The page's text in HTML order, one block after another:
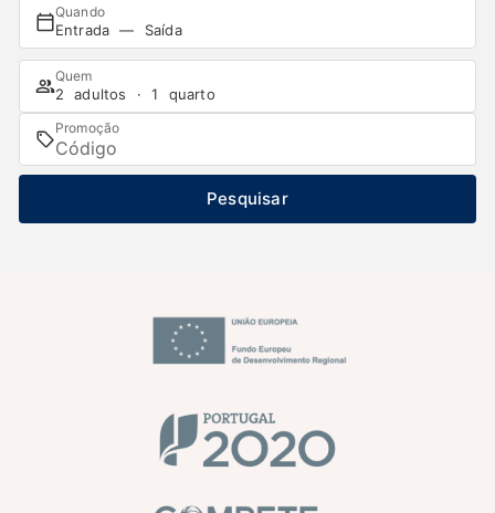
Quando
Entrada — Saída
Quem
2 adultos · 1 quarto
Promoção
Pesquisar